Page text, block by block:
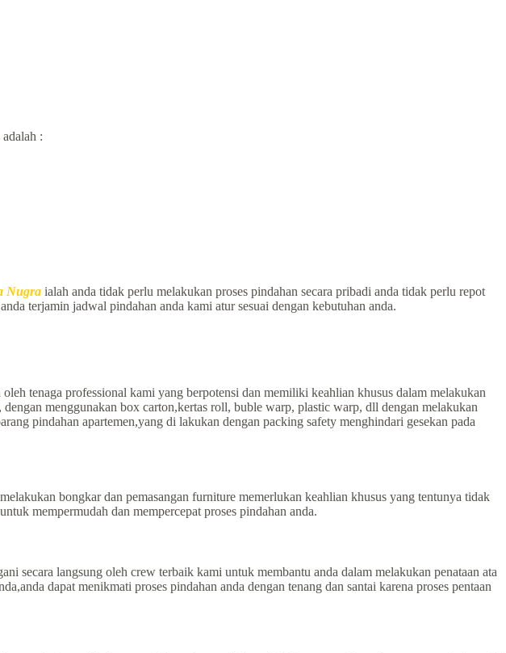
:
Nugra ialah anda tidak perlu melakukan proses pindahan secara pribadi anda tidak perlu repot
terjamin jadwal pindahan anda kami atur sesuai dengan kebutuhan anda.
tenaga professional kami yang berpotensi dan memiliki keahlian khusus dalam melakukan
menggunakan box carton,kertas roll, buble warp, plastic warp, dll dengan melakukan
pindahan apartemen,yang di lakukan dengan packing safety menghindari gesekan pada
bongkar dan pemasangan furniture memerlukan keahlian khusus yang tentunya tidak
mempermudah dan mempercepat proses pindahan anda.
secara langsung oleh crew terbaik kami untuk membantu anda dalam melakukan penataan ata
dapat menikmati proses pindahan anda dengan tenang dan santai karena proses pentaan